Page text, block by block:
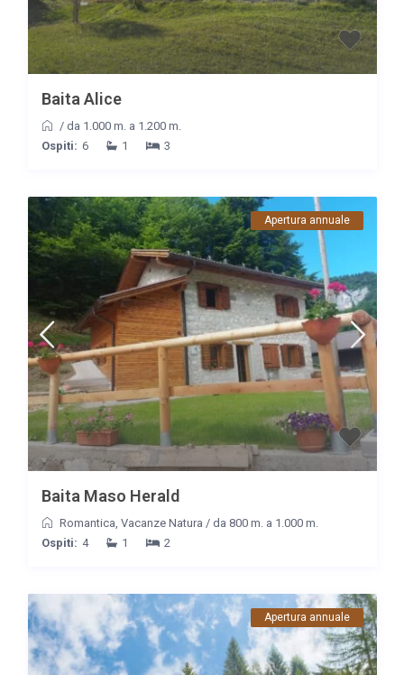
Baita Alice
/ da 1.000 m. a 1.200 m.
Ospiti: 6 1 3
Apertura annuale
Baita Maso Herald
Romantica Vacanze Natura / da 800 m. a 1.000 m.
Ospiti: 4 1 2
Apertura annuale